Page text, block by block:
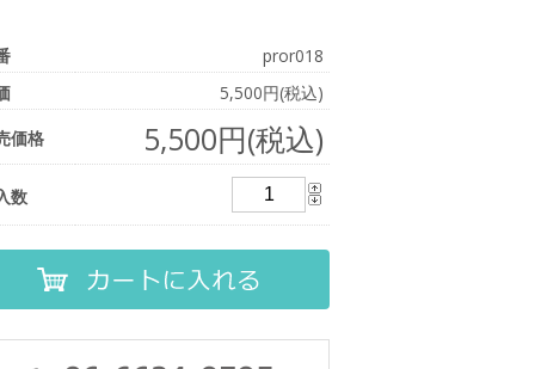
pror018
5,500円(税込)
価格
5,500円(税込)
数